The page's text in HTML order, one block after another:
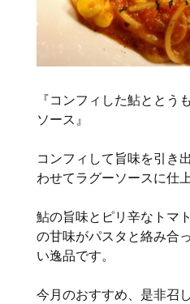
『コンフィした鮎ととう
ソース』
コンフィして旨味を引き
わせてラグーソースに仕
鮎の旨味とピリ辛なトマ
の甘味がパスタと絡み合
い逸品です。
今月のおすすめ、是非召